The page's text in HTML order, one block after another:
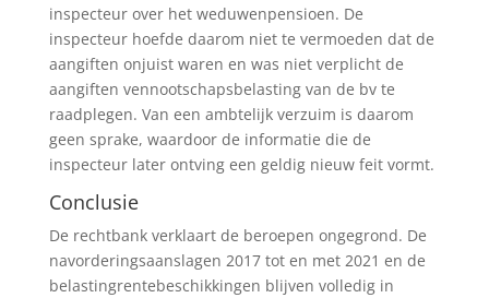
inspecteur over het weduwenpensioen. De
inspecteur hoefde daarom niet te vermoeden dat de
aangiften onjuist waren en was niet verplicht de
aangiften vennootschapsbelasting van de bv te
raadplegen. Van een ambtelijk verzuim is daarom
geen sprake, waardoor de informatie die de
inspecteur later ontving een geldig nieuw feit vormt.
Conclusie
De rechtbank verklaart de beroepen ongegrond. De
navorderingsaanslagen 2017 tot en met 2021 en de
belastingrentebeschikkingen blijven volledig in